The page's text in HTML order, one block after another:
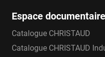
Espace documentaire
Catalogue CHRISTAUD
Catalogue CHRISTAUD